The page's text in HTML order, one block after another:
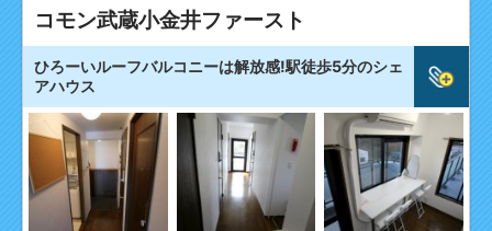
コモン武蔵小金井ファースト
ひろーいルーフバルコニーは解放感!駅徒歩5分のシェ
アハウス